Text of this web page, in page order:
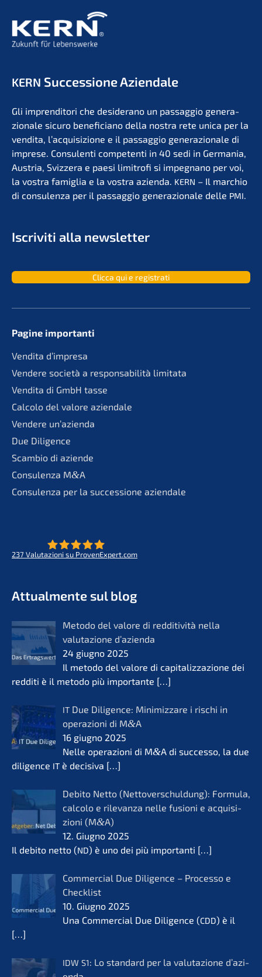
KERN Succes­sio­ne Aziendale
Gli impren­di­to­ri che deside­r­ano un passag­gio genera­
zio­na­le sicuro benefi­ci­a­no della nostra rete unica per la
vendita, l’acqui­si­zio­ne e il passag­gio genera­zio­na­le di
impre­se. Consu­len­ti compe­ten­ti in 40 sedi in Germa­nia,
Austria, Svizzera e paesi limit­ro­fi si impegna­no per voi,
la vostra famiglia e la vostra azien­da. KERN – Il marchio
di consu­len­za per il passag­gio genera­zio­na­le delle PMI.
Iscri­vi­ti alla newsletter
Clicca qui e registrati
Pagine importan­ti
Vendita d’impre­sa
Vende­re socie­tà a responsa­bi­li­tà limitata
Vendita di GmbH tasse
Calco­lo del valore aziendale
Vende­re un’azienda
Due Diligence
Scambio di aziende
Consu­len­za M&A
Consu­len­za per la succes­sio­ne aziendale
237 Valuta­zio­ni su ProvenExpert.com
Attual­men­te sul blog
Metodo del valore di reddi­ti­vi­tà nella
valuta­zio­ne d’azi­en­da
24 giugno 2025
Il metodo del valore di capita­liz­za­zio­ne dei
reddi­ti è il metodo più importan­te […]
IT Due Diligence: Minimiz­za­re i rischi in
opera­zio­ni di M&A
16 giugno 2025
Nelle opera­zio­ni di M&A di succes­so, la due
diligence IT è decisi­va […]
Debito Netto (Netto­ver­schul­dung): Formu­la,
calco­lo e rilevanza nelle fusio­ni e acqui­si­
zio­ni (M&A)
12. Giugno 2025
Il debito netto (ND) è uno dei più importan­ti […]
Commer­cial Due Diligence – Proces­so e
Check­list
10. Giugno 2025
Una Commer­cial Due Diligence (CDD) è il
[…]
IDW S1: Lo standard per la valuta­zio­ne d’azi­